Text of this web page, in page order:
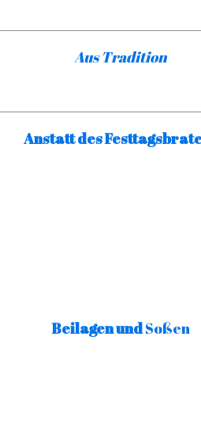
Aus Tradition
Anstatt des
Beilagen undSoßen